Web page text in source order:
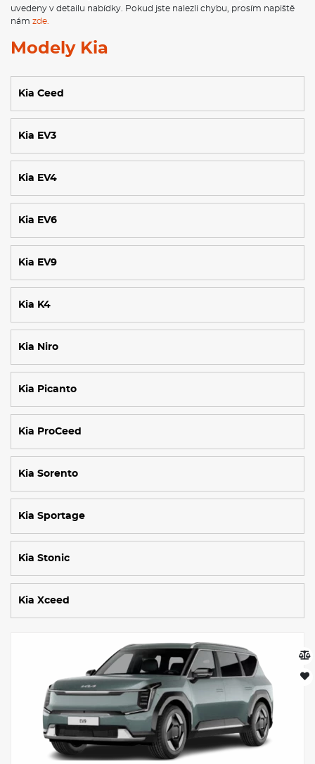
uvedeny v detailu nabídky. Pokud jste nalezli chybu, prosím napiště
nám zde.
Modely Kia
Kia Ceed
Kia EV3
Kia EV4
Kia EV6
Kia EV9
Kia K4
Kia Niro
Kia Picanto
Kia ProCeed
Kia Sorento
Kia Sportage
Kia Stonic
Kia Xceed